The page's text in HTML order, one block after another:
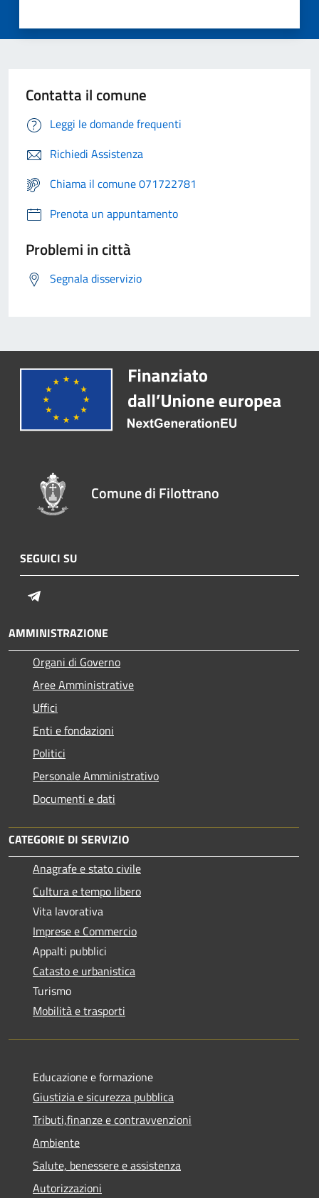
Contatta il comune
Leggi le domande frequenti
Richiedi Assistenza
Chiama il comune 071722781
Prenota un appuntamento
Problemi in città
Segnala disservizio
Comune di Filottrano
SEGUICI SU
AMMINISTRAZIONE
Organi di Governo
Aree Amministrative
Uffici
Enti e fondazioni
Politici
Personale Amministrativo
Documenti e dati
CATEGORIE DI SERVIZIO
Anagrafe e stato civile
Cultura e tempo libero
Vita lavorativa
Imprese e Commercio
Appalti pubblici
Catasto e urbanistica
Turismo
Mobilità e trasporti
Educazione e formazione
Giustizia e sicurezza pubblica
Tributi,finanze e contravvenzioni
Ambiente
Salute, benessere e assistenza
Autorizzazioni